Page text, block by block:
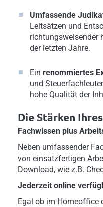
Umfassende
Leitsätzen und
richtungsweisender
der letzten Jahre.
Ein renommiertes
und
hohe Qualität der
Die Stärken
Fachwissen plus
Neben umfassender
von einsatzfertigen
Download, wie z.B.
Jederzeit online
Egal ob im Homeoffice